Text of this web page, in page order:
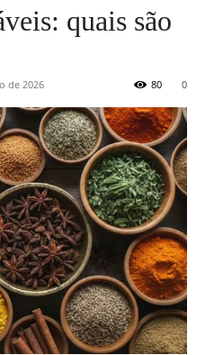
quais são
de 2026 0
80